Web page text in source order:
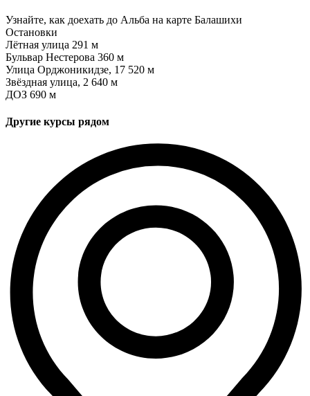
Узнайте, как доехать до Альба на карте Балашихи
Остановки
Лётная улица 291 м
Бульвар Нестерова 360 м
Улица Орджоникидзе, 17 520 м
Звёздная улица, 2 640 м
ДОЗ 690 м
Другие курсы рядом